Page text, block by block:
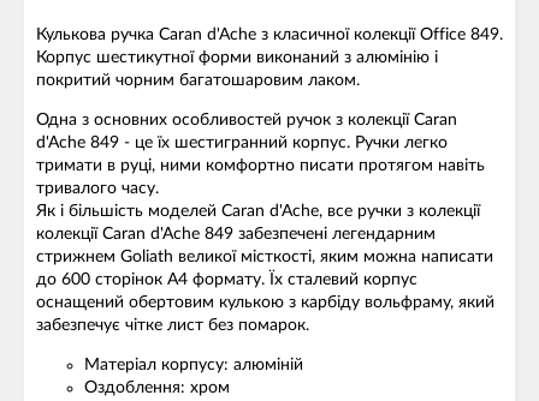
Кулькова ручка Caran d'Ache з класичної колекції Office 849.
Корпус шестикутної форми виконаний з алюмінію і
покритий чорним багатошаровим лаком.
Одна з основних особливостей ручок з колекції Caran
d'Ache 849 - це їх шестигранний корпус. Ручки легко
тримати в руці, ними комфортно писати протягом навіть
тривалого часу.
Як і більшість моделей Caran d'Ache, все ручки з колекції
колекції Caran d'Ache 849 забезпечені легендарним
стрижнем Goliath великої місткості, яким можна написати
до 600 сторінок A4 формату. Їх сталевий корпус
оснащений обертовим кулькою з карбіду вольфраму, який
забезпечує чітке лист без помарок.
Матеріал корпусу: алюміній
Оздоблення: хром